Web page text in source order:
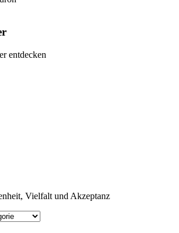
entdecken
Vielfalt und Akzeptanz